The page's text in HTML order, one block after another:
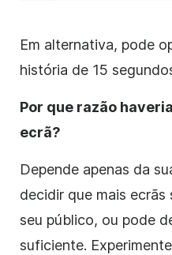
Em alternativa, pode
história de 15
Por que razão
ecrã?
Depende apenas da
decidir que mais ecrãs
seu público, ou pode
suficiente.